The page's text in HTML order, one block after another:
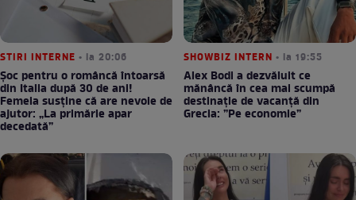
STIRI INTERNE • la 20:06
Șoc pentru o româncă întoarsă
din Italia după 30 de ani!
Femeia susține că are nevoie de
ajutor: „La primărie apar
decedată”
SHOWBIZ INTERN • la 19:55
Alex Bodi a dezvăluit ce
mănâncă în cea mai scumpă
destinație de vacanță din
Grecia: ”Pe economie”